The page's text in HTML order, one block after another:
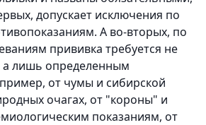
допускает исключения по
А во-вторых, по
прививка требуется не
а лишь определенным
от чумы и сибирской
очагах, от "короны" и
показаниям, от